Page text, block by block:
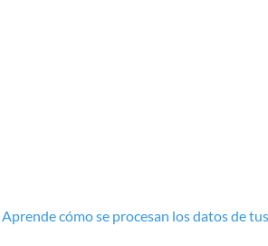
Aprende cómo se procesan los datos de